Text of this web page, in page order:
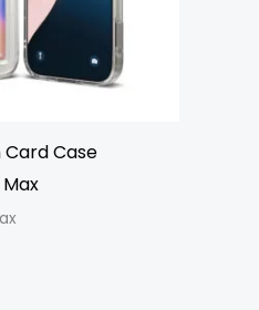
Card Case